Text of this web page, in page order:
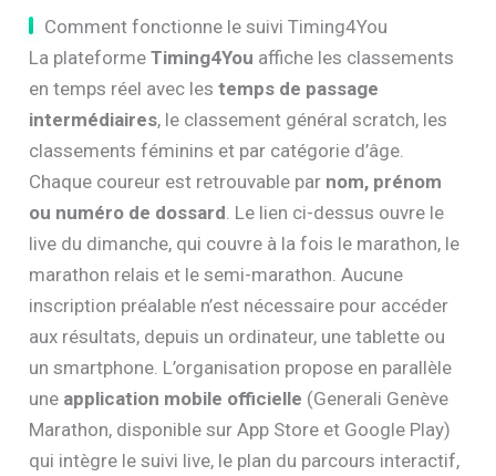
Comment fonctionne le suivi Timing4You
La plateformeTiming4You affiche les classements
en temps réel avec lestemps de passage
intermédiaires, le classement général scratch, les
classements féminins et par catégorie d’âge.
Chaque coureur est retrouvable par nom, prénom
ou numéro de dossard. Le lien ci-dessus ouvre le
live du dimanche, qui couvre à la fois le marathon, le
marathon relais et le semi-marathon. Aucune
inscription préalable n’est nécessaire pour accéder
aux résultats, depuis un ordinateur, une tablette ou
un smartphone. L’organisation propose en parallèle
une application mobile officielle (Generali Genève
Marathon, disponible sur App Store et Google Play)
qui intègre le suivi live, le plan du parcours interactif,